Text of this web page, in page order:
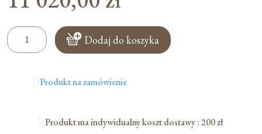
ilość
Droga
Dodaj do koszyka
Produkt na zamówienie
Produkt ma indywidualny koszt dostawy : 200 zł